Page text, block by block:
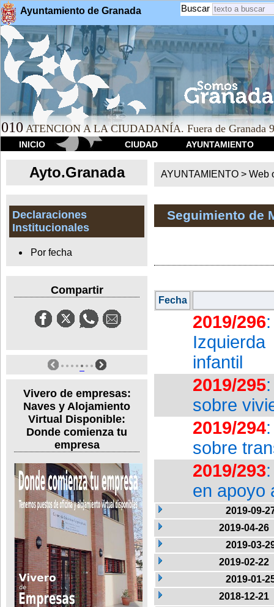
Ayuntamiento de Granada Buscar
010 ATENCION A LA CIUDADANÍA. Fuera de Granada
INICIO CIUDAD AYUNTAMIENTO
Ayto.Granada
Declaraciones
Institucionales
Por fecha
Compartir
Vivero de empresas:
Naves y Alojamiento
Virtual Disponible:
Donde comienza tu
empresa
AYUNTAMIENTO > Web
Seguimiento de
Fecha
2019/296
infantil
2019/295
sobre
2019/294
sobre
2019/293
en apoyo
2019-09-
2019-04-26
2019-03-
2019-02-22
2019-01-
2018-12-21